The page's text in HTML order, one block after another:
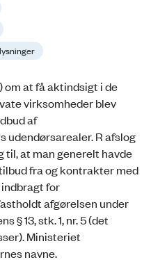
om at få aktindsigt i de
virksomheder blev
af
udendørsarealer. R afslog
til, at man generelt havde
fra og kontrakter med
for
afgørelsen under
§ 13, stk. 1, nr. 5 (det
Ministeriet
navne.